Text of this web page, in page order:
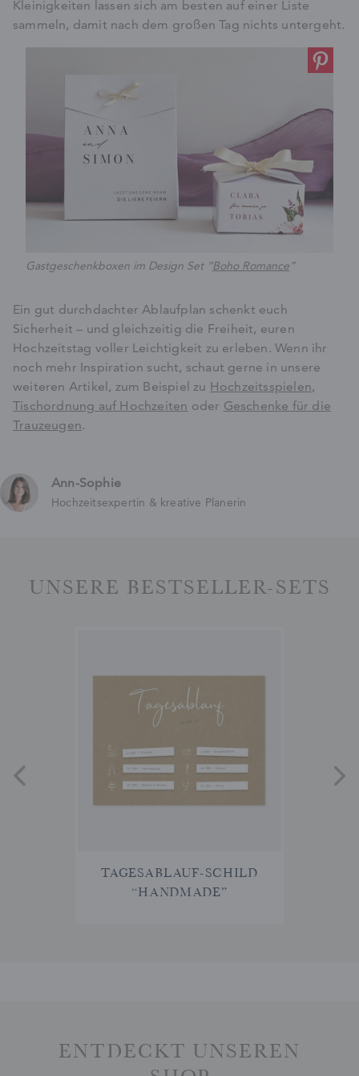
Kleinigkeiten lassen sich am besten auf einer Liste
sammeln, damit nach dem großen Tag nichts untergeht.
Gastgeschenkboxen im Design Set “Boho Romance”
Ein gut durchdachter Ablaufplan schenkt euch
Sicherheit – und gleichzeitig die Freiheit, euren
Hochzeitstag voller Leichtigkeit zu erleben. Wenn ihr
noch mehr Inspiration sucht, schaut gerne in unsere
weiteren Artikel, zum Beispiel zu Hochzeitsspielen,
Tischordnung auf Hochzeiten oder Geschenke für die
Trauzeugen.
Ann-Sophie
Hochzeitsexpertin & kreative Planerin
UNSERE BESTSELLER-SETS
TAGESABLAUF-SCHILD
“HANDMADE”
ENTDECKT UNSEREN